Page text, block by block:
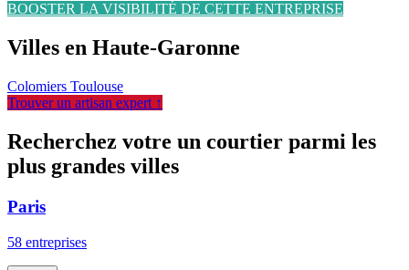
BOOSTER LA VISIBILITÉ DE CETTE ENTREPRISE
Villes en Haute-Garonne
Colomiers Toulouse
Trouver un artisan expert ↑
Recherchez votre un courtier parmi les
plus grandes villes
Paris
58 entreprises